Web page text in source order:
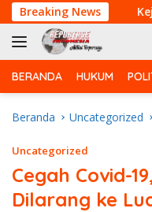
Langsung
ke
konten
Breaking News
PMK Kejar
BERANDA HUKUM
Beranda Uncategorized
Uncategorized
Cegah Covid-
Dilarang ke